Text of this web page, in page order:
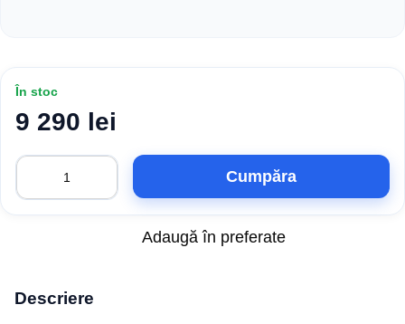
În stoc
9 290 lei
Cumpăra
Adaugă în preferate
Descriere